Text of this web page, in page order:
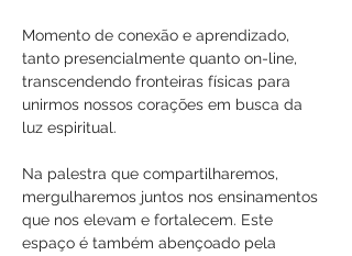
Momento de conexão e aprendizado,
tanto presencialmente quanto on-line,
transcendendo fronteiras físicas para
unirmos nossos corações em busca da
luz espiritual.
Na palestra que compartilharemos,
mergulharemos juntos nos ensinamentos
que nos elevam e fortalecem. Este
espaço é também abençoado pela